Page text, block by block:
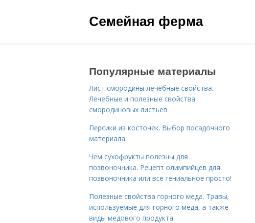
Семейная ферма
Популярные материалы
Лист смородины лечебные свойства.
Лечебные и полезные свойства
смородиновых листьев
Персики из косточек. Выбор посадочного
материала
Чем сухофрукты полезны для
позвоночника. Рецепт олимпийцев для
позвоночника или все гениальное просто!
Полезные свойства горного меда. Травы,
используемые для горного меда, а также
виды медового продукта